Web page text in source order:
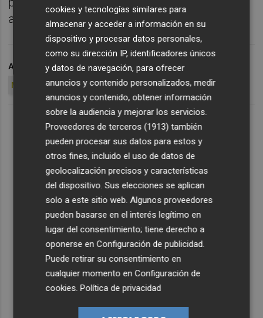
al futbolista del Valencia CF.
ARCHIVADO EN VALENCIA CF
GONÇALO GUEDES
MAXI GÓMEZ
cookies y tecnologías similares para
almacenar y acceder a información en su
dispositivo y procesar datos personales,
como su dirección IP, identificadores únicos
y datos de navegación, para ofrecer
anuncios y contenido personalizados, medir
anuncios y contenido, obtener información
sobre la audiencia y mejorar los servicios.
Proveedores de terceros (1913) también
pueden procesar sus datos para estos y
otros fines, incluido el uso de datos de
geolocalización precisos y características
del dispositivo. Sus elecciones se aplican
solo a este sitio web. Algunos proveedores
pueden basarse en el interés legítimo en
lugar del consentimiento; tiene derecho a
oponerse enConfiguración de publicidad
Puede retirar su consentimiento en
cualquier momento enConfiguración de
cookies .Política de privacidad